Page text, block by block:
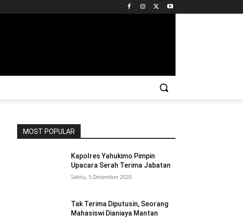
MOST POPULAR
Kapolres Yahukimo Pimpin
Upacara Serah Terima Jabatan
Sabtu, 5 Desember 2020
Tak Terima Diputusin, Seorang
Mahasiswi Dianiaya Mantan